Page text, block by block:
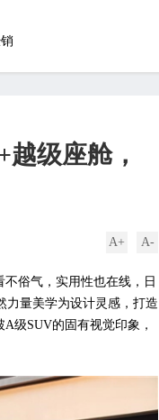
级座舱，
A-
A+
俗气，实用性也在线，日
力量美学为设计灵感，打造
级SUV的固有视觉印象，